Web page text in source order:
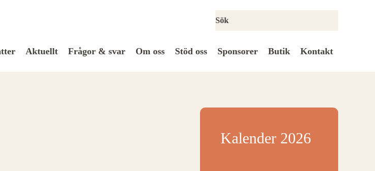
Aktuellt Frågor & svar Om oss Stöd oss Sponsorer Butik Kontakt
Kalender 2026